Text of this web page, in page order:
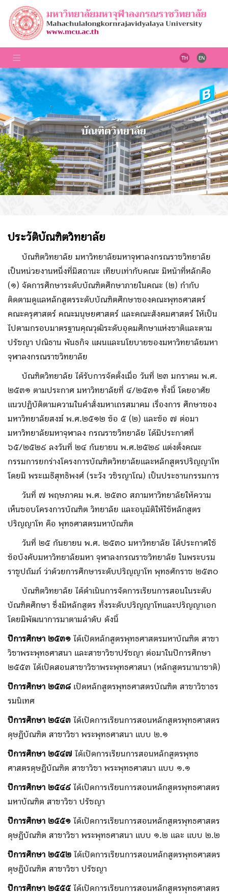
บัณฑิตวิทยาลัย
ประวัติบัณฑิตวิทยาลัย
บัณฑิตวิทยาลัย มหาวิทยาลัยมหาจุฬาลงกรณราชวิทยาลัย
เป็นหน่วยงานหนึ่งที่มีสถานะ เทียบเท่ากับคณะ มีหน้าที่หลักคือ
(๑) จัดการศึกษาระดับบัณฑิตศึกษาภายในคณะ (๒) กํากับ
ติดตามดูแลหลักสูตรระดับบัณฑิตศึกษาของคณะพุทธศาสตร์
คณะครุศาสตร์ คณะมนุษยศาสตร์ และคณะสังคมศาสตร์ ให้เป็น
ไปตามกรอบมาตรฐานคุณวุฒิระดับอุดมศึกษาแห่งชาติและตาม
ปรัชญา ปณิธาน พันธกิจ แผนและนโยบายของมหาวิทยาลัยมหา
จุฬาลงกรณราชวิทยาลัย
บัณฑิตวิทยาลัย ได้รับการจัดตั้งเมื่อ วันที่ ๒๓ มกราคม พ.ศ.
๒๕๓๑ ตามประกาศ มหาวิทยาลัยที่ ๔/๒๕๓๑ ทั้งนี้ โดยอาศัย
แนวปฏิบัติตามความในคําสั่งมหาเถรสมาคม เรื่องการ ศึกษาของ
มหาวิทยาลัยสงฆ์ พ.ศ.๒๕๑๒ ข้อ ๕ (๒) และข้อ ๗ ต่อมา
มหาวิทยาลัยมหาจุฬาลง กรณราชวิทยาลัย ได้มีประกาศที่
๖๕/๒๕๒๙ ลงวันที่ ๒๔ กันยายน พ.ศ.๒๕๒๙ แต่งตั้งคณะ
กรรมการยกร่างโครงการบัณฑิตวิทยาลัยและหลักสูตรปริญญาโท
โดยมี พระเมธีสุทธิพงศ์ (ระวัง วชิรญาโณ) เป็นประธานกรรมการ
วันที่ ๗ พฤษภาคม พ.ศ. ๒๕๓๐ สภามหาวิทยาลัยให้ความ
เห็นชอบโครงการบัณฑิต วิทยาลัย และอนุมัติให้ใช้หลักสูตร
ปริญญาโท คือ พุทธศาสตรมหาบัณฑิต
วันที่ ๒๕ กันยายน พ.ศ. ๒๕๓๐ มหาวิทยาลัย ได้ประกาศใช้
ข้อบังคับมหาวิทยาลัยมหา จุฬาลงกรณราชวิทยาลัย ในพระบรม
ราชูปถัมภ์ ว่าด้วยการศึกษาระดับปริญญาโท พุทธศักราช ๒๕๓๐
บัณฑิตวิทยาลัย ได้ดําเนินการจัดการเรียนการสอนในระดับ
บัณฑิตศึกษา ซึ่งมีหลักสูตร ทั้งระดับปริญญาโทและปริญญาเอก
โดยมีพัฒนาการมาตามลําดับ ดังนี้
ปีการศึกษา ๒๕๓๑ ได้เปิดหลักสูตรพุทธศาสตรมหาบัณฑิต สาขา
วิชาพระพุทธศาสนา และสาขาวิชาปรัชญา ต่อมาในปีการศึกษา
๒๕๕๓ ได้เปิดสอนสาขาวิชาพระพุทธศาสนา (หลักสูตรนานาชาติ)
ปีการศึกษา ๒๕๓๘เปิดหลักสูตรพุทธศาสตรบัณฑิต สาขาวิชาธร
รมนิเทศ
ปีการศึกษา ๒๕๔๓ ได้เปิดการเรียนการสอนหลักสูตรพุทธศาสตร
ดุษฎีบัณฑิต สาขาวิชา พระพุทธศาสนา แบบ ๒.๑
ปีการศึกษา ๒๕๔๗ ได้เปิดการเรียนการสอนหลักสูตรพุทธ
ศาสตรดุษฎีบัณฑิต สาขาวิชา พระพุทธศาสนา แบบ ๑.๑
ปีการศึกษา ๒๕๔๙ ได้เปิดการเรียนการสอนหลักสูตรพุทธศาสตร
มหาบัณฑิต สาขาวิชา ปรัชญา
ปีการศึกษา ๒๕๕๑ ได้เปิดการเรียนการสอนหลักสูตรพุทธศาสตร
ดุษฎีบัณฑิต สาขาวิชา พระพุทธศาสนา แบบ ๑.๒ และ แบบ ๒.๒
ปีการศึกษา ๒๕๕๒ ได้เปิดการเรียนการสอนหลักสูตรพุทธศาสตร
ดุษฎีบัณฑิต สาขาวิชา ปรัชญา
ปีการศึกษา ๒๕๕๕ ได้เปิดการเรียนการสอนหลักสูตรพุทธศาสตร